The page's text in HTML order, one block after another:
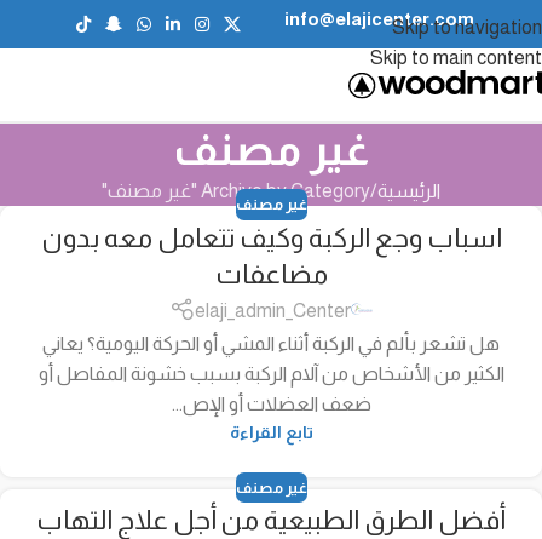
Skip to navigation
Skip to main content
info@elajicenter.com
غير مصنف
الرئيسية Archive by Category "غير مصنف"
غير مصنف
اسباب وجع الركبة وكيف تتعامل معه بدون
مضاعفات
elaji_admin_Center
هل تشعر بألم في الركبة أثناء المشي أو الحركة اليومية؟ يعاني
الكثير من الأشخاص من آلام الركبة بسبب خشونة المفاصل أو
ضعف العضلات أو الإص...
تابع القراءة
غير مصنف
أفضل الطرق الطبيعية من أجل علاج التهاب